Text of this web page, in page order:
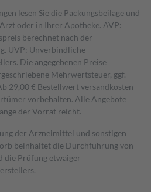
lesen Sie die Packungsbeilage und
oder in Ihrer Apotheke. AVP:
berechnet nach der
UVP: Unverbindliche
Die angegebenen Preise
Mehrwertsteuer, ggf.
29,00 € Bestell­wert versand­kosten­
vorbehalten. Alle Angebote
der Vorrat reicht.
der Arzneimittel und sonstigen
beinhaltet die Durchführung von
die Prüfung etwaiger